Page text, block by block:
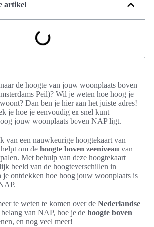
artikel
de hoogte van jouw woonplaats boven
Peil)? Wil je weten hoe hoog je
Dan ben je hier aan het juiste adres!
je hoe je eenvoudig en snel kunt
jouw woonplaats boven NAP ligt.
van een nauwkeurige hoogtekaart van
om de hoogte boven zeeniveau van
Met behulp van deze hoogtekaart
beeld van de hoogteverschillen in
je ontdekken hoe hoog jouw woonplaats is
te weten te komen over de Nederlandse
belang van NAP, hoe je de hoogte boven
en nog veel meer!